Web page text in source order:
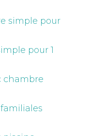
simple pour
pour 1
chambre